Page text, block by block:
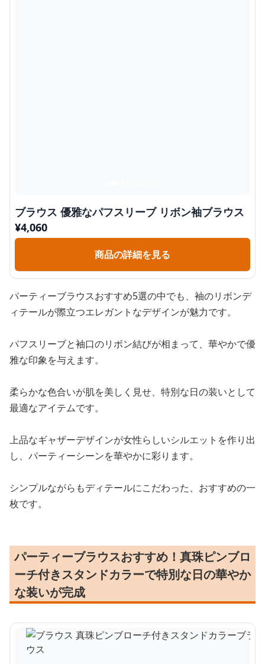
ブラウス 優雅なパフスリーブ リボン袖ブラウス
¥4,060
商品の詳細を見る
パーティーブラウスおすすめ5選の中でも、袖のリボンデ
ィテールが際立つエレガントなデザインが魅力です。
パフスリーブと袖口のリボン結びが相まって、華やかで優
雅な印象を与えます。
柔らかな色合いが肌を美しく見せ、特別な日の装いとして
最適なアイテムです。
上品なギャザーデザインが女性らしいシルエットを作り出
し、パーティーシーンを華やかに彩ります。
シンプルながらもディテールにこだわった、おすすめの一
枚です。
パーティーブラウスおすすめ！真珠ピンブロ
ーチ付きスタンドカラーで特別な日の華やか
な装いが完成